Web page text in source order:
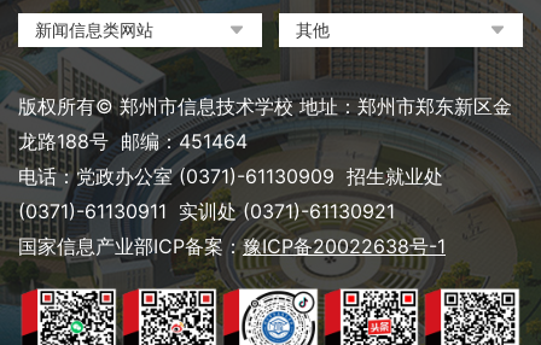
中国政府网
河南省人民政府
郑州市人民政府
教育部政府门户网站
中国职业教育与成人教育网
河南省教育厅
河南省职业教育与成人教育
郑州市教育局政务网
郑州教育信息网
新闻信息类网站
环球网
凤凰网
搜狐
网易
新浪
其他
中央电化教育馆
中国教育和科研计算机网
电脑报
大象网|河南网络广播电视台
版权所有© 郑州市信息技术学校 地址：郑州市郑东新区金
龙路188号 邮编：451464
电话：党政办公室 (0371)-61130909 招生就业处
(0371)-61130911 实训处 (0371)-61130921
国家信息产业部ICP备案：豫ICP备20022638号-1